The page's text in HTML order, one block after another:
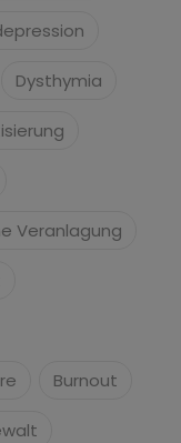
Dysthymia
Veranlagung
Burnout